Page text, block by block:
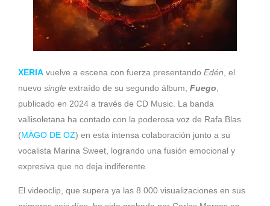
XERIA vuelve a escena con fuerza presentando Edén , el
nuevo single extraído de su segundo álbum, Fuego
publicado en 2024 a través de CD Music. La banda
vallisoletana ha contado con la poderosa voz de Rafa Blas
(MÄGO DE OZ) en esta intensa colaboración junto a su
vocalista Marina Sweet, logrando una fusión emocional y
expresiva que no deja indiferente.
El videoclip, que supera ya las 8.000 visualizaciones en sus